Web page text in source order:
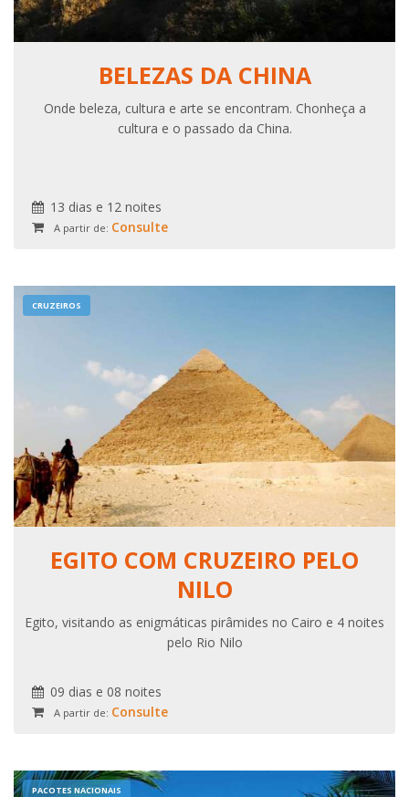
BELEZAS DA CHINA
Onde beleza, cultura e arte se encontram. Chonheça a
cultura e o passado da China.
13 dias e 12 noites
A partir de: Consulte
CRUZEIROS
EGITO COM CRUZEIRO PELO
NILO
Egito, visitando as enigmáticas pirâmides no Cairo e 4 noites
pelo Rio Nilo
09 dias e 08 noites
A partir de: Consulte
PACOTES NACIONAIS